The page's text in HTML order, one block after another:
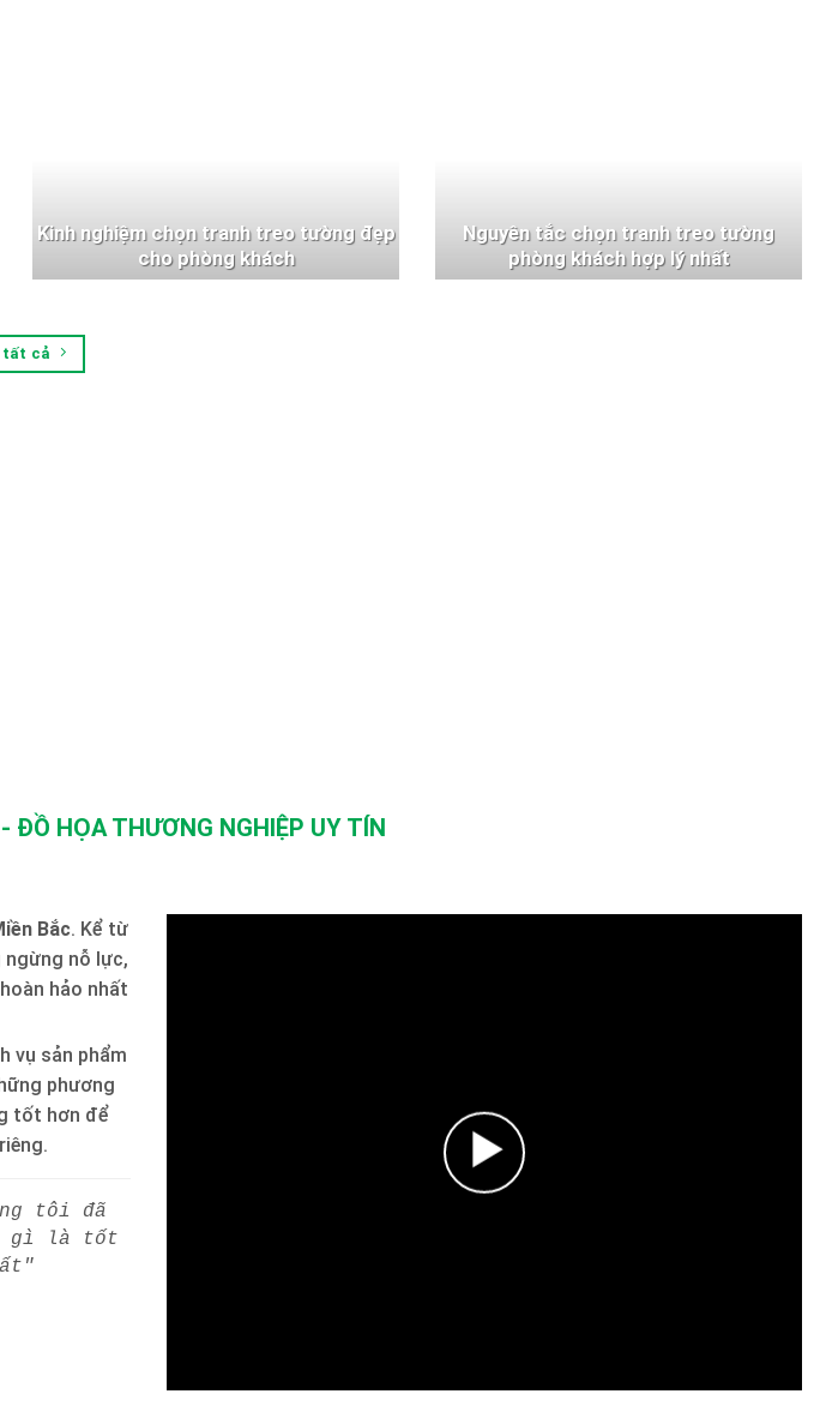
Kinh nghiệm chọn tranh treo tường đẹp
cho phòng khách
Nguyên tắc chọn tranh treo tường
phòng khách hợp lý nhất
tất cả
ĐỒ HỌA THƯƠNG NGHIỆP UY TÍN
Bắc. Kể từ
ngừng nỗ lực,
hảo nhất
vụ sản phẩm
phương
tốt hơn để
tôi đã
gì là tốt